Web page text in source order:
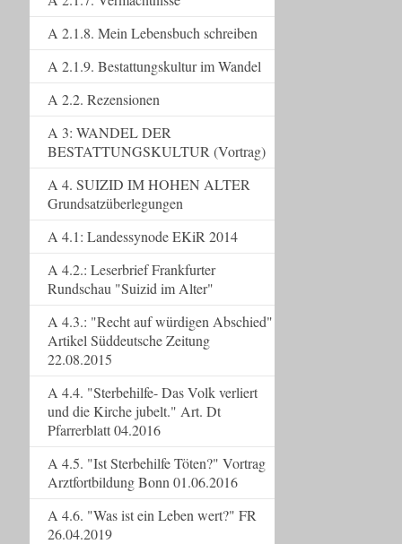
A 2.1.8. Mein Lebensbuch schreiben
A 2.1.9. Bestattungskultur im Wandel
A 2.2. Rezensionen
A 3: WANDEL DER
BESTATTUNGSKULTUR (Vortrag)
A 4. SUIZID IM HOHEN ALTER
Grundsatzüberlegungen
A 4.1: Landessynode EKiR 2014
A 4.2.: Leserbrief Frankfurter
Rundschau "Suizid im Alter"
A 4.3.: "Recht auf würdigen Abschied"
Artikel Süddeutsche Zeitung
22.08.2015
A 4.4. "Sterbehilfe- Das Volk verliert
und die Kirche jubelt." Art. Dt
Pfarrerblatt 04.2016
A 4.5. "Ist Sterbehilfe Töten?" Vortrag
Arztfortbildung Bonn 01.06.2016
A 4.6. "Was ist ein Leben wert?" FR
26.04.2019